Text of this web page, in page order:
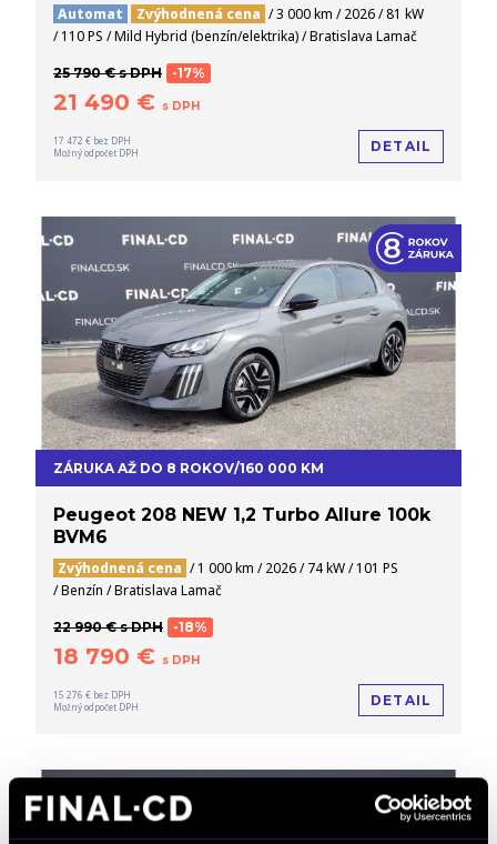
Automat Zvýhodnená cena / 3 000 km / 2026 / 81 kW
/ 110 PS / Mild Hybrid (benzín/elektrika) / Bratislava Lamač
25 790 € s DPH -17%
21 490 € s DPH
17 472 € bez DPH
Možný odpočet DPH
DETAIL
ZÁRUKA AŽ DO 8 ROKOV/160 000 KM
Peugeot 208 NEW 1,2 Turbo Allure 100k
BVM6
Zvýhodnená cena / 1 000 km / 2026 / 74 kW / 101 PS
/ Benzín / Bratislava Lamač
22 990 € s DPH -18%
18 790 € s DPH
15 276 € bez DPH
Možný odpočet DPH
DETAIL